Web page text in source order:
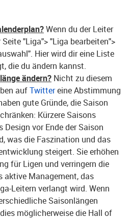
Wenn du der Leiter
"Liga"> "Liga bearbeiten">
Hier wird dir eine Liste
die du ändern kannst.
ändern? Nicht zu diesem
aufTwittereine Abstimmung
gute Gründe, die Saison
Kürzere Saisons
Design vor Ende der Saison
was die Faszination und das
steigert. Sie erhöhen
für Ligen und verringern die
aktive Management, das
Leitern verlangt wird. Wenn
Saisonlängen
möglicherweise die Hall of